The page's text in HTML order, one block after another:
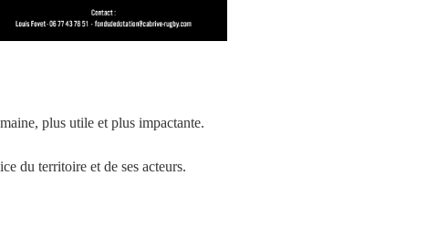
plus utile et plus impactante.
du territoire et de ses acteurs.